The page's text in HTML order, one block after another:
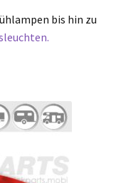
bis hin zu